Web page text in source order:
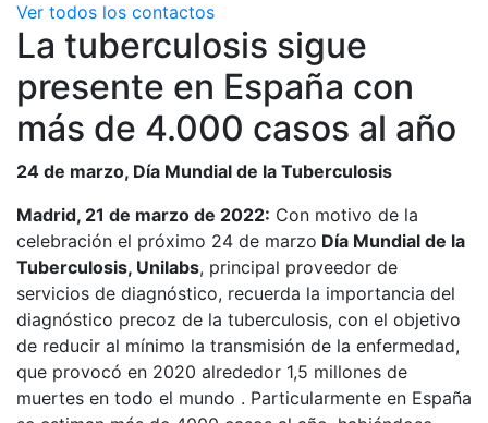
Ver todos los contactos
La tuberculosis sigue
presente en España con
más de 4.000 casos al año
24 de marzo, Día Mundial de la Tuberculosis
Madrid, 21 de marzo de 2022: Con motivo de la
celebración el próximo 24 de marzo Día Mundial de la
Tuberculosis, Unilabs, principal proveedor de
servicios de diagnóstico, recuerda la importancia del
diagnóstico precoz de la tuberculosis, con el objetivo
de reducir al mínimo la transmisión de la enfermedad,
que provocó en 2020 alrededor 1,5 millones de
muertes en todo el mundo . Particularmente en España